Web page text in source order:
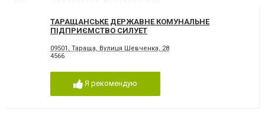
ТАРАЩАНСЬКЕ ДЕРЖАВНЕ КОМУНАЛЬНЕ
ПІДПРИЄМСТВО СИЛУЕТ
09501, Тараща, Вулиця Шевченка, 28
4566
Я рекомендую